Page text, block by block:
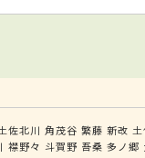
佐北川 角茂谷 繁藤 新改
襟野々 斗賀野 吾桑 多ノ郷